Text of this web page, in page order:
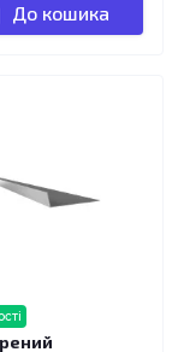
До кошика